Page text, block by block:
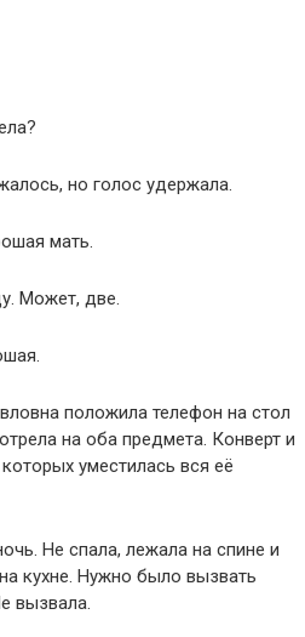
но голос удержала.
мать.
Может, две.
положила телефон на стол
на оба предмета. Конверт и
уместилась вся её
Не спала, лежала на спине и
кухне. Нужно было вызвать
вызвала.